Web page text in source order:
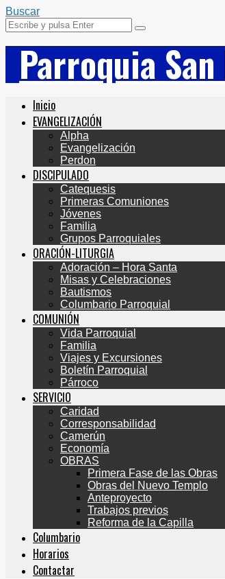
Buscar
Parroquia
Inicio
EVANGELIZACIÓN
Alpha
Evangelización
Perdon
DISCIPULADO
Catequesis
Primeras Comuniones
Jóvenes
Familia
Grupos Parroquiales
ORACIÓN-LITURGIA
Adoración – Hora Santa
Misas y Celebraciones
Bautismos
Columbario Parroquial
COMUNIÓN
Vida Parroquial
Familia
Viajes y Excursiones
Boletín Parroquial
Párroco
SERVICIO
Caridad
Corresponsabilidad
Camerún
Economía
OBRAS
Primera Fase de las Obras
Obras del Nuevo Templo
Anteproyecto
Trabajos previos
Reforma de la Capilla
Columbario
Horarios
Contactar